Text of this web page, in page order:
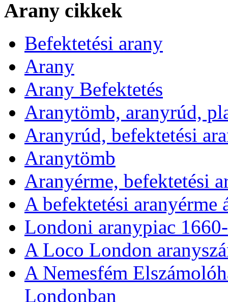
Arany cikkek
Befektetési arany
Arany
Arany Befektetés
Aranytömb, aranyrúd,
Aranyrúd, befektetési
Aranytömb
Aranyérme, befektetési
A befektetési
Londoni aranypiac
A Loco London
A Nemesfém
Londonban